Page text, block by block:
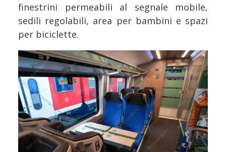
finestrini permeabili al segnale mobile,
sedili regolabili, area per bambini e spazi
per biciclette.